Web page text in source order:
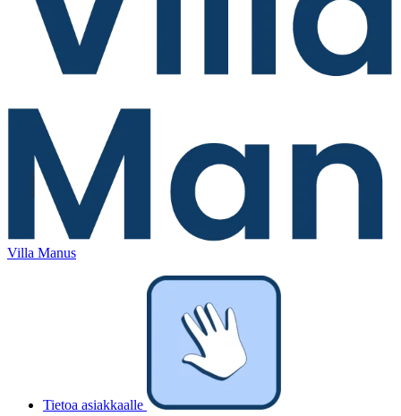
Villa Manus
Tietoa asiakkaalle